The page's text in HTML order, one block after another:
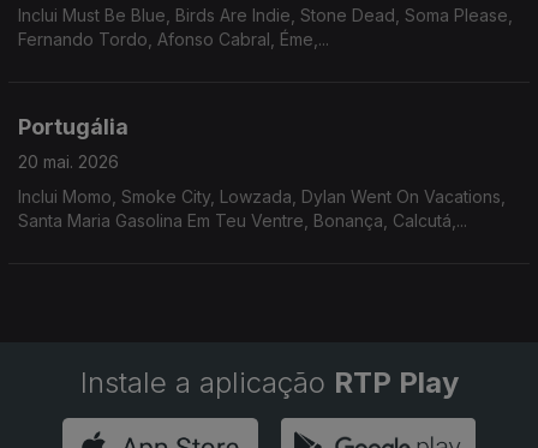
Inclui Must Be Blue, Birds Are Indie, Stone Dead, Soma Please,
Fernando Tordo, Afonso Cabral, Éme,...
Portugália
20 mai. 2026
Inclui Momo, Smoke City, Lowzada, Dylan Went On Vacations,
Santa Maria Gasolina Em Teu Ventre, Bonança, Calcutá,...
Instale a aplicação RTP Play